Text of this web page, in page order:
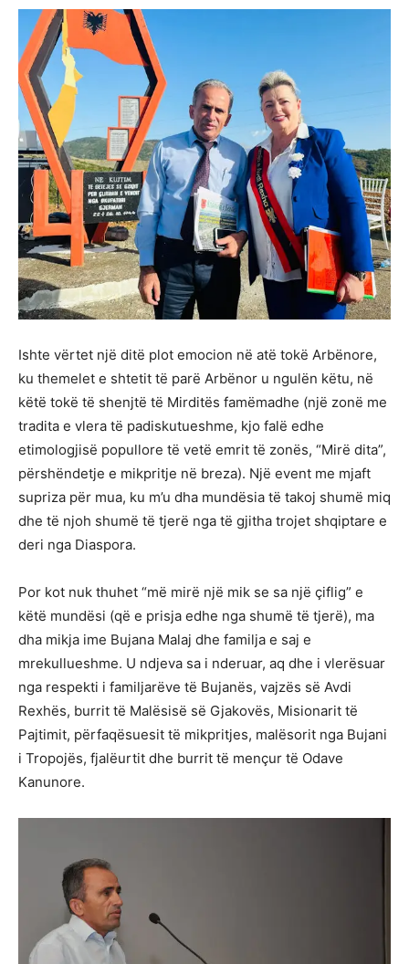
Ishte vërtet një ditë plot emocion në atë tokë Arbënore,
ku themelet e shtetit të parë Arbënor u ngulën këtu, në
këtë tokë të shenjtë të Mirditës famëmadhe (një zonë me
tradita e vlera të padiskutueshme, kjo falë edhe
etimologjisë popullore të vetë emrit të zonës, “Mirë dita”,
përshëndetje e mikpritje në breza). Një event me mjaft
supriza për mua, ku m’u dha mundësia të takoj shumë miq
dhe të njoh shumë të tjerë nga të gjitha trojet shqiptare e
deri nga Diaspora.
Por kot nuk thuhet “më mirë një mik se sa një çiflig” e
këtë mundësi (që e prisja edhe nga shumë të tjerë), ma
dha mikja ime Bujana Malaj dhe familja e saj e
mrekullueshme. U ndjeva sa i nderuar, aq dhe i vlerësuar
nga respekti i familjarëve të Bujanës, vajzës së Avdi
Rexhës, burrit të Malësisë së Gjakovës, Misionarit të
Pajtimit, përfaqësuesit të mikpritjes, malësorit nga Bujani
i Tropojës, fjalëurtit dhe burrit të mençur të Odave
Kanunore.